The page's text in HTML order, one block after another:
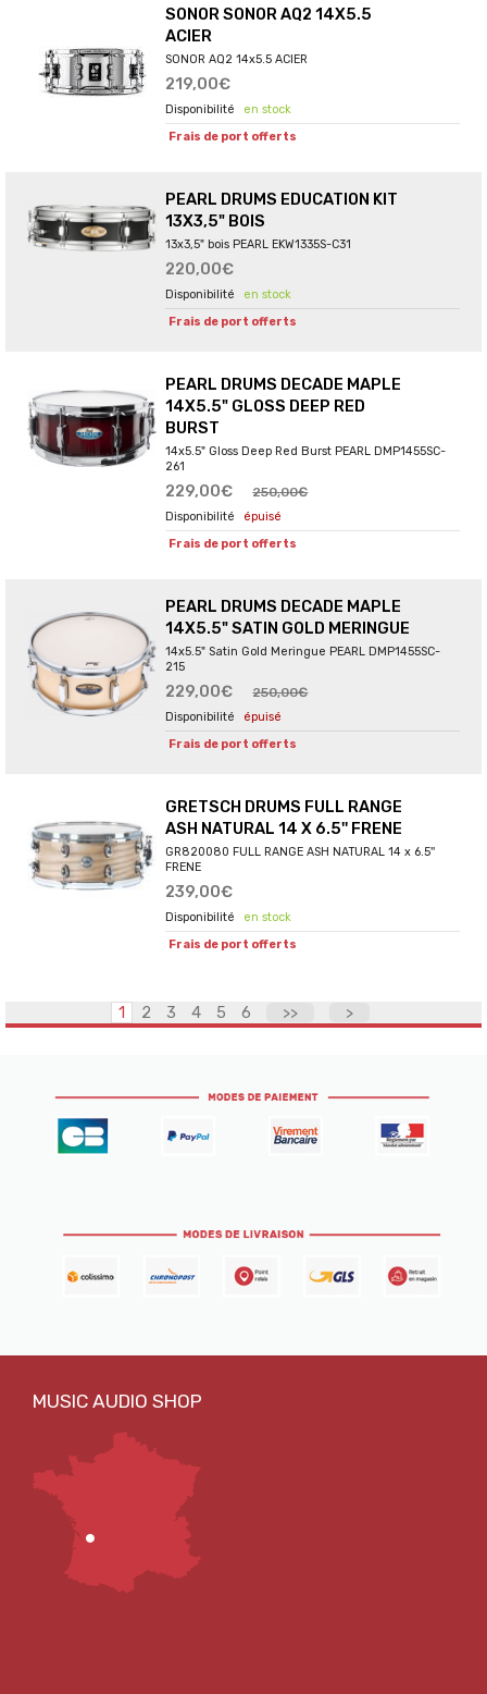
SONOR SONOR AQ2 14X5.5
ACIER
SONOR AQ2 14x5.5 ACIER
219,00€
en stock
Frais de port offerts
PEARL DRUMS EDUCATION KIT
13X3,5" BOIS
13x3,5" bois PEARL EKW1335S-C31
220,00€
en stock
Frais de port offerts
PEARL DRUMS DECADE MAPLE
14X5.5" GLOSS DEEP RED
BURST
14x5.5" Gloss Deep Red Burst PEARL DMP1455SC-
261
229,00€ 250,00€
épuisé
Frais de port offerts
PEARL DRUMS DECADE MAPLE
14X5.5" SATIN GOLD MERINGUE
14x5.5" Satin Gold Meringue PEARL DMP1455SC-
215
229,00€ 250,00€
épuisé
Frais de port offerts
GRETSCH DRUMS FULL RANGE
ASH NATURAL 14 X 6.5'' FRENE
GR820080 FULL RANGE ASH NATURAL 14 x 6.5''
FRENE
239,00€
en stock
Frais de port offerts
1 2 3 4 5 6 >> >